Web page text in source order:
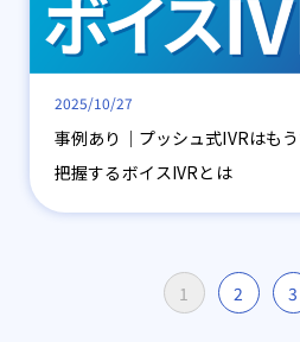
2025/10/27
事例あり│プッシュ式IVRはも
把握するボイスIVRとは
1 2 3